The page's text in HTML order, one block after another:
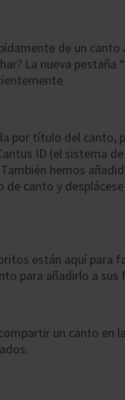
de un
La nueva
por título del canto,
ID (el sistema
hemos
de canto y
están aquí para
para añadirlo a sus
un canto en